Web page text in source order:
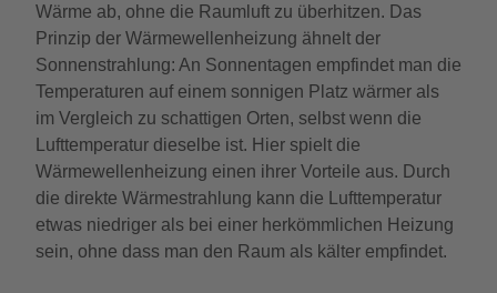
Wärme ab, ohne die Raumluft zu überhitzen. Das
Prinzip der Wärmewellenheizung ähnelt der
Sonnenstrahlung: An Sonnentagen empfindet man die
Temperaturen auf einem sonnigen Platz wärmer als
im Vergleich zu schattigen Orten, selbst wenn die
Lufttemperatur dieselbe ist. Hier spielt die
Wärmewellenheizung einen ihrer Vorteile aus. Durch
die direkte Wärmestrahlung kann die Lufttemperatur
etwas niedriger als bei einer herkömmlichen Heizung
sein, ohne dass man den Raum als kälter empfindet.